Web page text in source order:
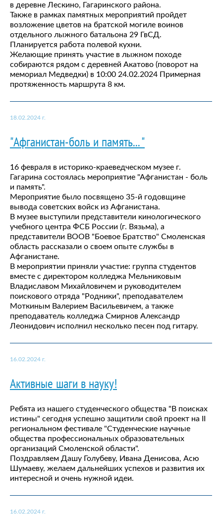
в деревне Лескино, Гагаринского района.
Также в рамках памятных мероприятий пройдет
возложение цветов на братской могиле воинов
отдельного лыжного батальона 29 ГвСД.
Планируется работа полевой кухни.
Желающие принять участие в лыжном походе
собираются рядом с деревней Акатово (поворот на
мемориал Медведки) в 10:00 24.02.2024 Примерная
протяженность маршрута 8 км.
18.02.2024 г.
"Афганистан-боль и память... "
16 февраля в историко-краеведческом музее г.
Гагарина состоялась мероприятие "Афганистан - боль
и память".
Мероприятие было посвящено 35-й годовщине
вывода советских войск из Афганистана.
В музее выступили представители кинологического
учебного центра ФСБ России (г. Вязьма), а
представители ВООВ "Боевое Братство" Смоленская
область рассказали о своем опыте службы в
Афганистане.
В мероприятии приняли участие: группа студентов
вместе с директором колледжа Мельниковым
Владиславом Михайловичем и руководителем
поискового отряда "Родники", преподавателем
Моткиным Валерием Васильевичем, а также
преподаватель колледжа Смирнов Александр
Леонидович исполнил несколько песен под гитару.
16.02.2024 г.
Активные шаги в науку!
Ребята из нашего студенческого общества "В поисках
истины" сегодня успешно защитили свой проект на II
региональном фестивале "Студенческие научные
общества профессиональных образовательных
организаций Смоленской области".
Поздравляем Дашу Голубеву, Ивана Денисова, Асю
Шумаеву, желаем дальнейших успехов и развития их
интересной и очень нужной идеи.
16.02.2024 г.